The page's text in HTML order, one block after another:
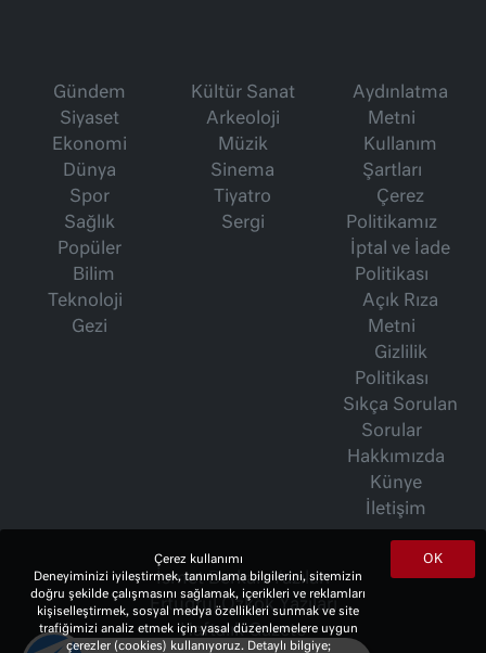
Gündem
Siyaset
Ekonomi
Dünya
Spor
Sağlık
Popüler
Bilim
Teknoloji
Gezi
Kültür Sanat
Arkeoloji
Müzik
Sinema
Tiyatro
Sergi
Aydınlatma
Metni
Kullanım
Şartları
Çerez
Politikamız
İptal ve İade
Politikası
Açık Rıza
Metni
Gizlilik
Politikası
Sıkça Sorulan
Sorular
Hakkımızda
Künye
İletişim
İsmet Berkan Yazıları
Ertuğrul Özkök Yazıları
Haftalık Gazete
OK
Çerez kullanımı
Deneyiminizi iyileştirmek, tanımlama bilgilerini, sitemizin
doğru şekilde çalışmasını sağlamak, içerikleri ve reklamları
kişiselleştirmek, sosyal medya özellikleri sunmak ve site
trafiğimizi analiz etmek için yasal düzenlemelere uygun
çerezler (cookies) kullanıyoruz. Detaylı bilgiye;